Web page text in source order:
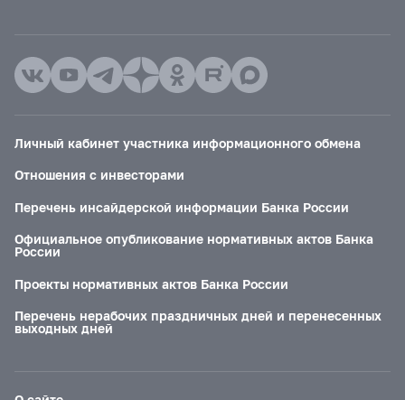
Личный кабинет участника информационного обмена
Отношения с инвесторами
Перечень инсайдерской информации Банка России
Официальное опубликование нормативных актов Банка
России
Проекты нормативных актов Банка России
Перечень нерабочих праздничных дней и перенесенных
выходных дней